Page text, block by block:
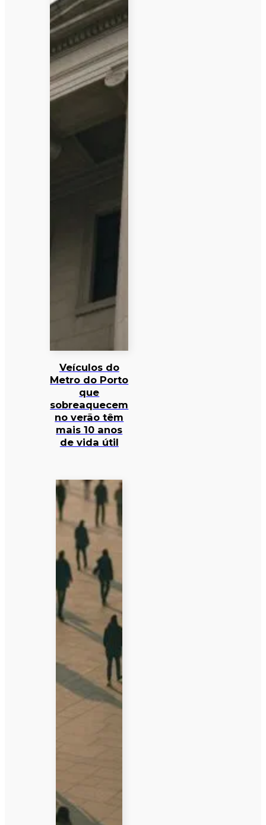
Veículos do
Metro do Porto
que
sobreaquecem
no verão têm
mais 10 anos
de vida útil